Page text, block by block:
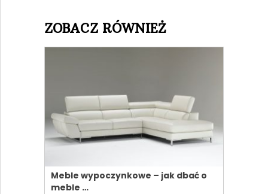
ZOBACZ RÓWNIEŻ
Meble wypoczynkowe – jak dbać o
meble …